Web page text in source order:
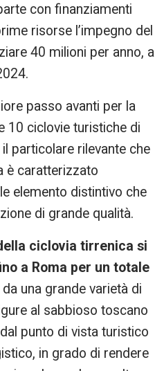
con finanziamenti
risorse l’impegno del
40 milioni per anno, a
passo avanti per la
10 ciclovie turistiche di
particolare rilevante che
è caratterizzato
elemento distintivo che
di grande qualità.
ciclovia tirrenica si
a Roma per un totale
una grande varietà di
al sabbioso toscano
punto di vista turistico
in grado di rendere